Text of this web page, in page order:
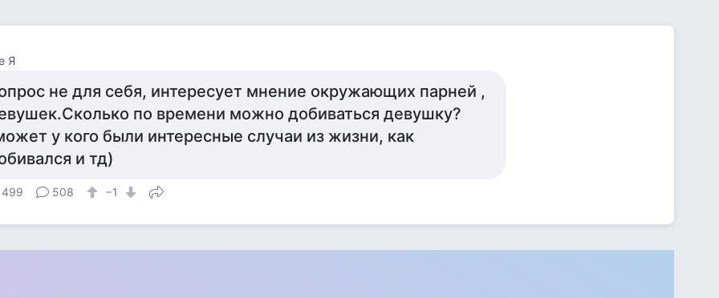
Я
не для себя, интересует мнение окружающих парней ,
по времени можно добиваться девушку?
у кого были интересные случаи из жизни, как
и тд)
508 −1